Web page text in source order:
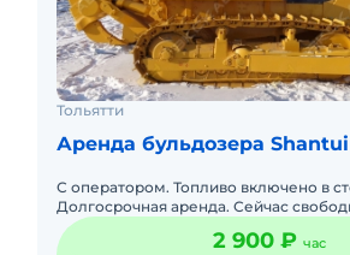
Тольятти
Аренда бульдозера Shantui
С оператором. Топливо включено в
Долгосрочная аренда. Сейчас
2 900 ₽ час